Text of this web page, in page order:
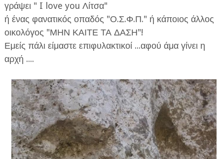
γράψει " I love you Λίτσα"
ή ένας φανατικός οπαδός "Ο.Σ.Φ.Π." ή κάποιος άλλος
οικολόγος "ΜΗΝ ΚΑΙΤΕ ΤΑ ΔΑΣΗ"!
Εμείς πάλι είμαστε επιφυλακτικοί ...αφού άμα γίνει η
αρχή ....